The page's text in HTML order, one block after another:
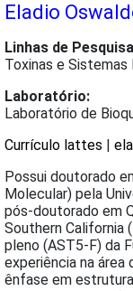
Eladio
Linhas de
Toxinas e Sistemas
Laboratório:
Laboratório de
Currículo lattes |
Possui doutorado
Molecular) pela
pós-doutorado em
Southern California
pleno (AST5-F) da
experiência na área
ênfase em